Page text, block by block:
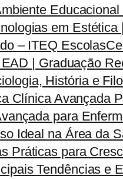
em
– ITEQ Escolas
| Graduação
História e
Clínica Avançada
para
Ideal na Área da
Práticas para
Tendências e